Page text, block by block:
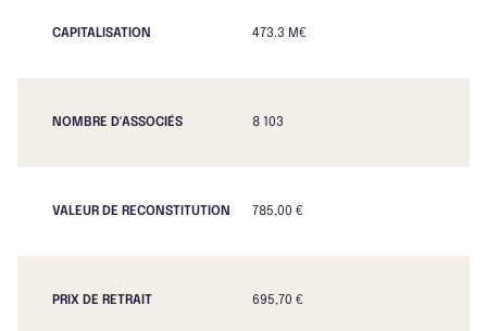
CAPITALISATION 473.3 M€
NOMBRE D'ASSOCIÉS 8 103
VALEUR DE RECONSTITUTION 785,00 €
PRIX DE RETRAIT 695,70 €